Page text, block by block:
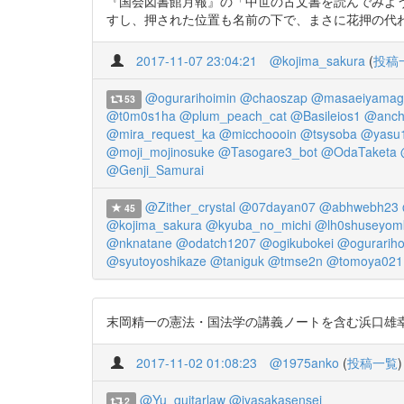
すし、押された位置も名前の下で、まさに花押の代
2017-11-07 23:04:21 @kojima_sakura (投稿
53 @ogurarihoimin @chaoszap
@t0m0s1ha @plum_peach_cat @Basileios1
@mira_request_ka @micchoooin @tsysoba
@moji_mojinosuke @Tasogare3_bot @OdaTaketa
@Genji_Samurai
45 @Zither_crystal @07dayan07 @abhwebh23
@kojima_sakura @kyuba_no_michi
@nknatane @odatch1207 @ogikubokei
@syutoyoshikaze @taniguk @tmse2n @tomoya021
末岡精一の憲法・国法学の講義ノートを含む浜口
2017-11-02 01:08:23 @1975anko (投稿一覧)
2 @Yu_guitarlaw @iyasakasensei